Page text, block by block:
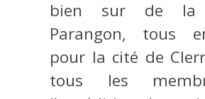
bien sur de la
Parangon, tous
pour la cité de
tous les